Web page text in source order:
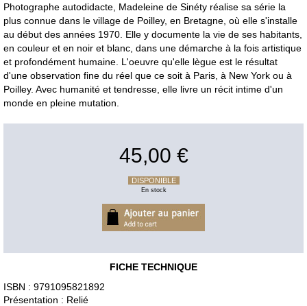
Photographe autodidacte, Madeleine de Sinéty réalise sa série la
plus connue dans le village de Poilley, en Bretagne, où elle s'installe
au début des années 1970. Elle y documente la vie de ses habitants,
en couleur et en noir et blanc, dans une démarche à la fois artistique
et profondément humaine. L'oeuvre qu'elle lègue est le résultat
d'une observation fine du réel que ce soit à Paris, à New York ou à
Poilley. Avec humanité et tendresse, elle livre un récit intime d'un
monde en pleine mutation.
45,00 €
DISPONIBLE
En stock
FICHE TECHNIQUE
ISBN : 9791095821892
Présentation : Relié